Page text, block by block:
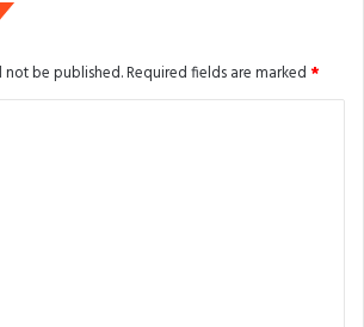
not be published.Required fields are marked *